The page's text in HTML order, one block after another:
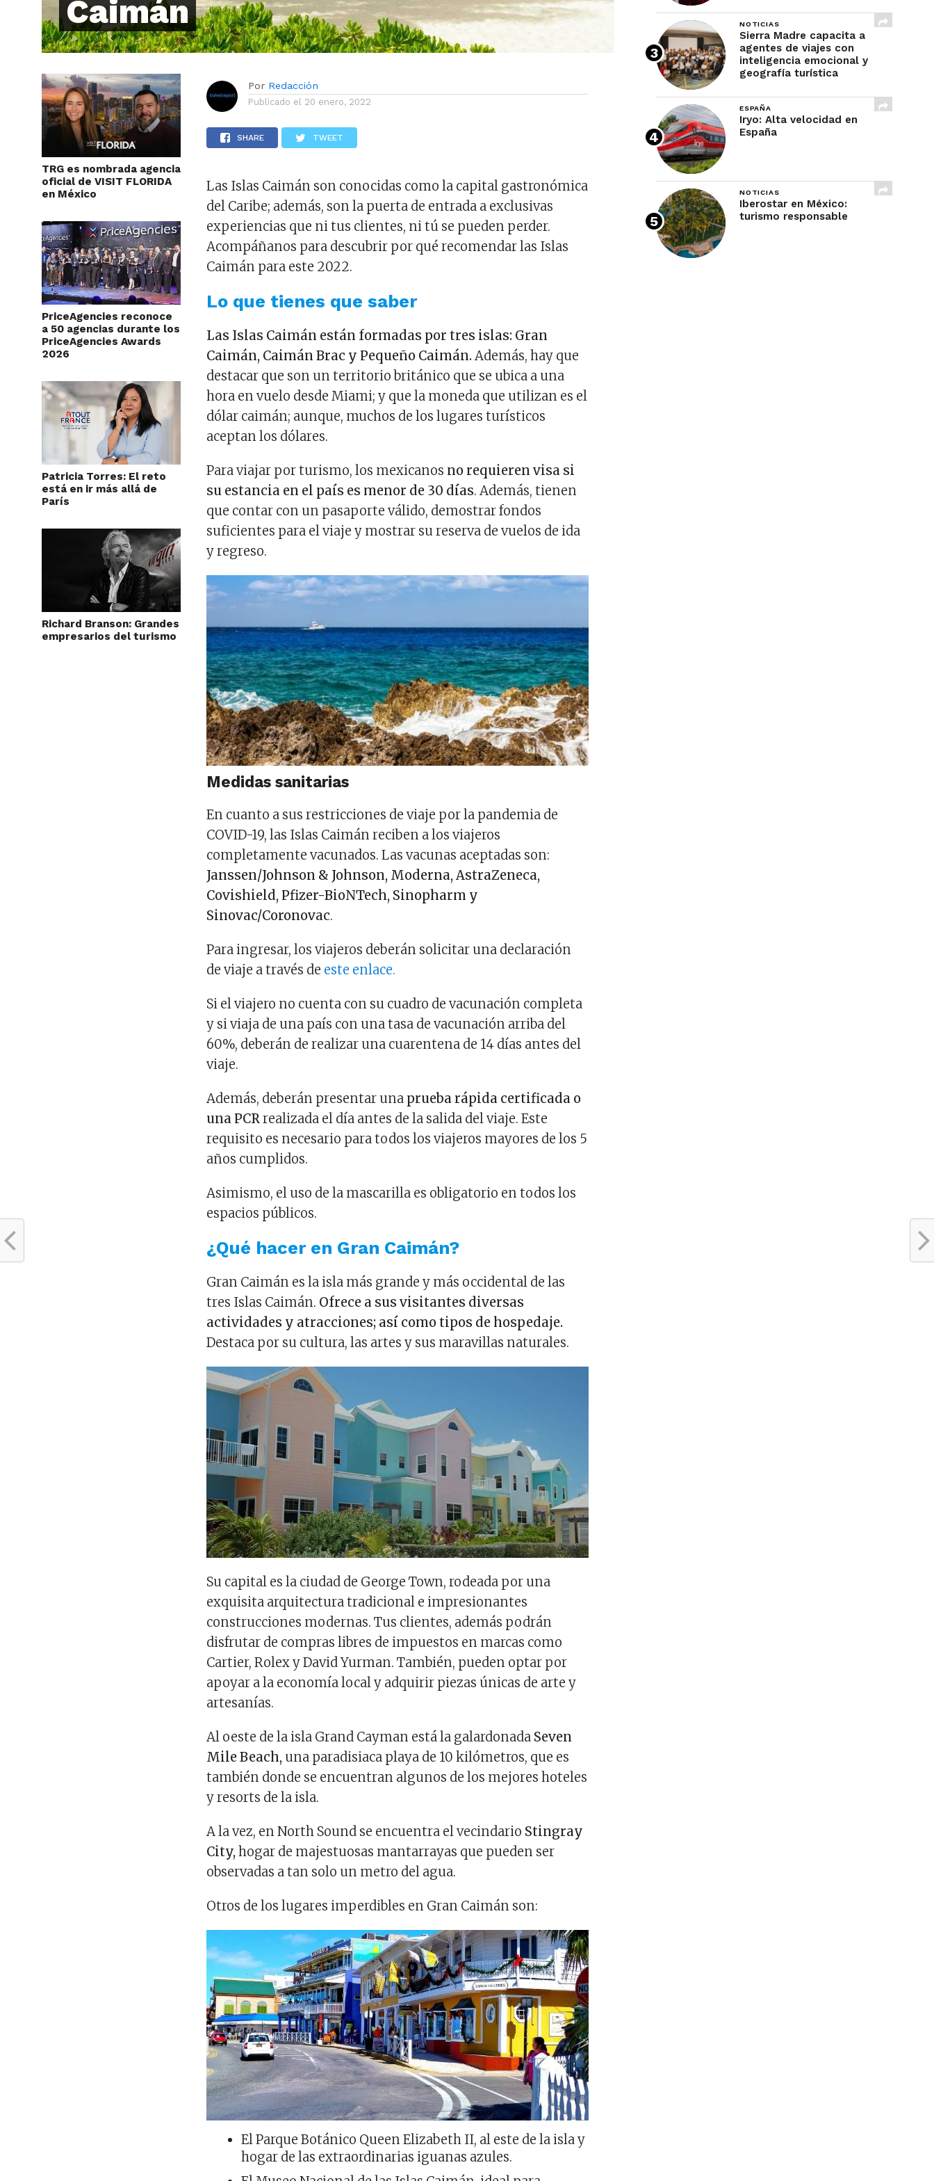
Caimán
TRG es nombrada agencia
oficial de VISIT FLORIDA
en México
PriceAgencies reconoce
a 50 agencias durante los
PriceAgencies Awards
2026
Patricia Torres: El reto
está en ir más allá de
París
Richard Branson: Grandes
empresarios del turismo
Por Redacción
Publicado el 20 enero, 2022
SHARE TWEET
Las Islas Caimán son conocidas como la capital gastronómica
del Caribe; además, son la puerta de entrada a exclusivas
experiencias que ni tus clientes, ni tú se pueden perder.
Acompáñanos para descubrir por qué recomendar las Islas
Caimán para este 2022.
Lo que tienes que saber
Las Islas Caimán están formadas por tres islas: Gran
Caimán, Caimán Brac y Pequeño Caimán. Además, hay que
destacar que son un territorio británico que se ubica a una
hora en vuelo desde Miami; y que la moneda que utilizan es el
dólar caimán; aunque, muchos de los lugares turísticos
aceptan los dólares.
Para viajar por turismo, los mexicanos no requieren visa si
su estancia en el país es menor de 30 días. Además, tienen
que contar con un pasaporte válido, demostrar fondos
suficientes para el viaje y mostrar su reserva de vuelos de ida
y regreso.
Medidas sanitarias
En cuanto a sus restricciones de viaje por la pandemia de
COVID-19, las Islas Caimán reciben a los viajeros
completamente vacunados. Las vacunas aceptadas son:
Janssen/Johnson & Johnson, Moderna, AstraZeneca,
Covishield, Pfizer-BioNTech, Sinopharm y
Sinovac/Coronovac.
Para ingresar, los viajeros deberán solicitar una declaración
de viaje a través de este enlace.
Si el viajero no cuenta con su cuadro de vacunación completa
y si viaja de una país con una tasa de vacunación arriba del
60%, deberán de realizar una cuarentena de 14 días antes del
viaje.
Además, deberán presentar una prueba rápida certificada o
una PCRrealizada el día antes de la salida del viaje. Este
requisito es necesario para todos los viajeros mayores de los 5
años cumplidos.
Asimismo, el uso de la mascarilla es obligatorio en todos los
espacios públicos.
¿Qué hacer en Gran Caimán?
Gran Caimán es la isla más grande y más occidental de las
tres Islas Caimán. Ofrece a sus visitantes diversas
actividades y atracciones; así como tipos de hospedaje.
Destaca por su cultura, las artes y sus maravillas naturales.
Su capital es la ciudad de George Town, rodeada por una
exquisita arquitectura tradicional e impresionantes
construcciones modernas. Tus clientes, además podrán
disfrutar de compras libres de impuestos en marcas como
Cartier, Rolex y David Yurman. También, pueden optar por
apoyar a la economía local y adquirir piezas únicas de arte y
artesanías.
Al oeste de la isla Grand Cayman está la galardonada Seven
Mile Beach, una paradisiaca playa de 10 kilómetros, que es
también donde se encuentran algunos de los mejores hoteles
y resorts de la isla.
A la vez, en North Sound se encuentra el vecindario Stingray
City, hogar de majestuosas mantarrayas que pueden ser
observadas a tan solo un metro del agua.
Otros de los lugares imperdibles en Gran Caimán son:
El Parque Botánico Queen Elizabeth II, al este de la isla y
hogar de las extraordinarias iguanas azules.
NOTICIAS
Sierra Madre capacita a
agentes de viajes con
inteligencia emocional y
geografía turística
ESPAÑA
Iryo: Alta velocidad en
España
NOTICIAS
Iberostar en México:
turismo responsable